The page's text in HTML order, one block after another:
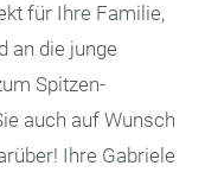
für Ihre Familie,
an die junge
Spitzen-
auch auf Wunsch
Ihre Gabriele